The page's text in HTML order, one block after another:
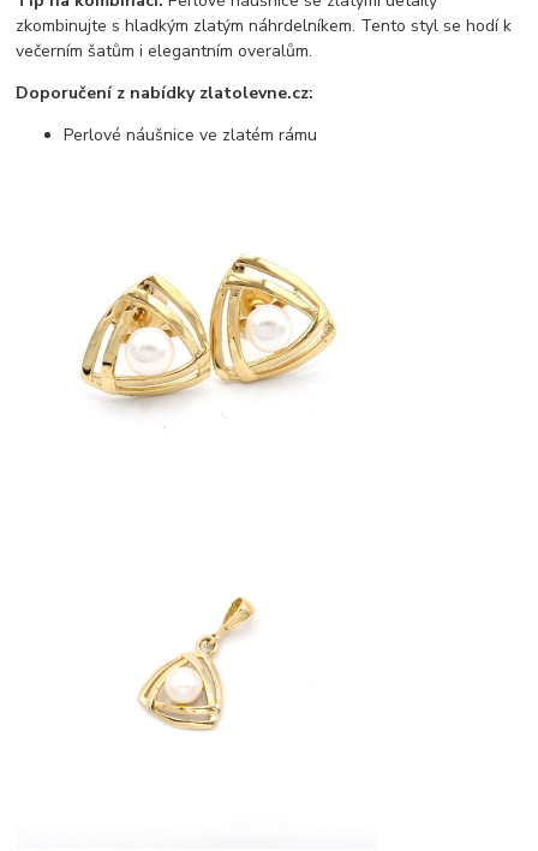
zkombinujte s hladkým zlatým náhrdelníkem. Tento styl se hodí k
večerním šatům i elegantním overalům.
Doporučení z nabídky zlatolevne.cz:
Perlové náušnice ve zlatém rámu